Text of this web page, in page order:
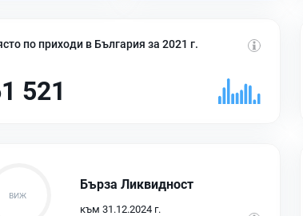
по приходи в България за 2021 г.
521
Бърза Ликвидност
към 31.12.2024 г.